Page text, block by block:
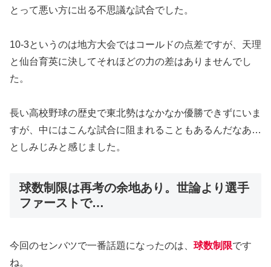
とって悪い方に出る不思議な試合でした。
10-3というのは地方大会ではコールドの点差ですが、天理
と仙台育英に決してそれほどの力の差はありませんでし
た。
長い高校野球の歴史で東北勢はなかなか優勝できずにいま
すが、中にはこんな試合に阻まれることもあるんだなあ…
としみじみと感じました。
球数制限は再考の余地あり。世論より選手
ファーストで…
今回のセンバツで一番話題になったのは、 球数制限です
ね。